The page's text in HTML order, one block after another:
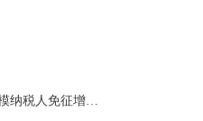
税人免征增值税